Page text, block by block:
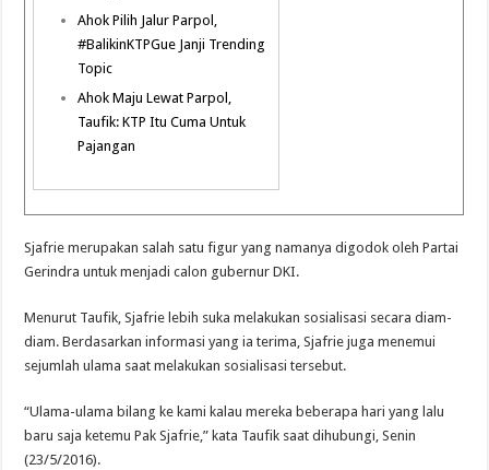
Ahok Pilih Jalur Parpol,
#BalikinKTPGue Janji Trending
Topic
Ahok Maju Lewat Parpol,
Taufik: KTP Itu Cuma Untuk
Pajangan
Sjafrie merupakan salah satu figur yang namanya digodok oleh Partai
Gerindra untuk menjadi calon gubernur DKI.
Menurut Taufik, Sjafrie lebih suka melakukan sosialisasi secara diam-
diam. Berdasarkan informasi yang ia terima, Sjafrie juga menemui
sejumlah ulama saat melakukan sosialisasi tersebut.
“Ulama-ulama bilang ke kami kalau mereka beberapa hari yang lalu
baru saja ketemu Pak Sjafrie,” kata Taufik saat dihubungi, Senin
(23/5/2016).